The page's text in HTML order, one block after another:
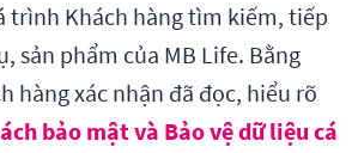
trình Khách hàng tìm kiếm, tiếp
sản phẩm của MB Life. Bằng
hàng xác nhận đã đọc, hiểu rõ
bảo mật và Bảo vệ dữ liệu cá